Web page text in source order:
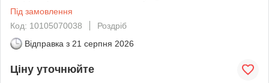
Під замовлення
Код: 10105070038
Роздріб
Відправка з 21 серпня 2026
Ціну уточнюйте